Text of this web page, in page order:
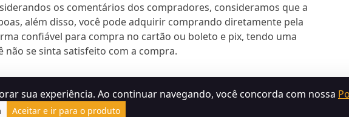
os comentários dos compradores, consideramos que a
além disso, você pode adquirir comprando diretamente pela
confiável para compra no cartão ou boleto e pix, tendo uma
não se sinta satisfeito com a compra.
sua experiência. Ao continuar navegando, você concorda com nossa
Aceitar e ir para o produto
Termos de Uso Política de Devolução Política de